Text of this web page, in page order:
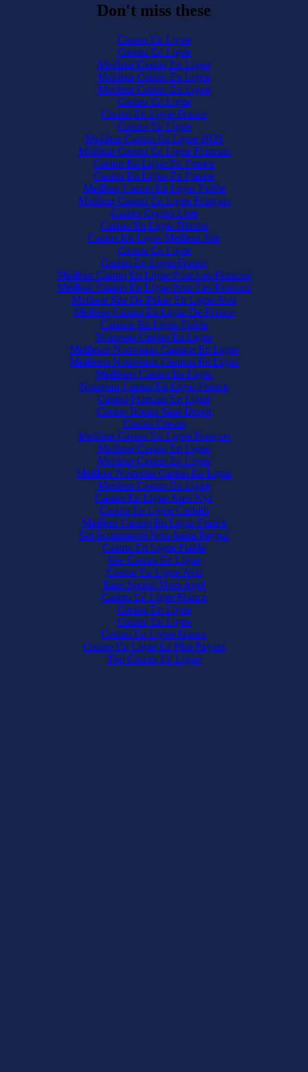
Don't miss these
Casino En Ligne
Casino En Ligne
Meilleur Casino En Ligne
Meilleur Casino En Ligne
Meilleur Casino En Ligne
Casino En Ligne
Casino En Ligne France
Casino En Ligne
Meilleur Casino En Ligne 2025
Meilleur Casino En Ligne Francais
Casino En Ligne En France
Casino En Ligne En France
Meilleur Casino En Ligne Fiable
Meilleur Casino En Ligne Français
Casino Crypto Liste
Casino En Ligne Bitcoin
Casino En Ligne Meilleur Site
Casino En Ligne
Casino En Ligne France
Meilleur Casino En Ligne Pour Les Francais
Meilleur Casino En Ligne Pour Les Francais
Meilleur Site De Poker En Ligne Avis
Meilleur Casino En Ligne De France
Casinos En Ligne Fiable
Nouveau Casino En Ligne
Meilleurs Nouveaux Casinos En Ligne
Meilleurs Nouveaux Casinos En Ligne
Meilleurs Casino En Ligne
Nouveau Casino En Ligne France
Casino Francais En Ligne
Casino Bonus Sans Depot
Casino Cresus
Meilleur Casino En Ligne Français
Meilleur Casino En Ligne
Meilleur Casino En Ligne
Meilleur Nouveau Casino En Ligne
Meilleur Casino En Ligne
Casino En Ligne Sans Kyc
Casino En Ligne Cashlib
Meilleur Casino En Ligne France
Siti Scommesse Non Aams Paypal
Casino En Ligne Fiable
Site Casino En Ligne
Casino En Ligne Avis
Paris Sportif Hors Arjel
Casino En Ligne France
Casino En Ligne
Casino En Ligne
Casino En Ligne France
Casino En Ligne Le Plus Payant
Top Casino En Ligne